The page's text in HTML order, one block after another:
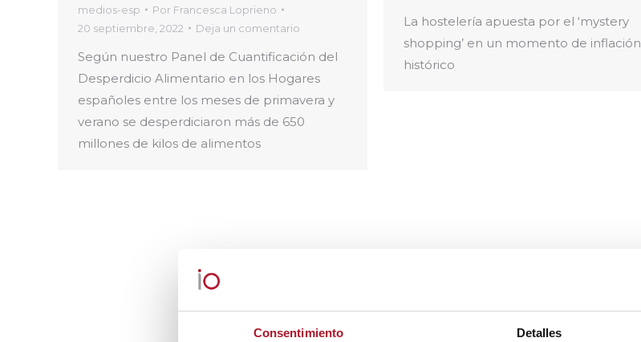
Consentimiento Detalles
La hostelería apuesta por el ‘mystery
shopping’ en un momento de inflación
histórico
medios-esp Por Francesca Loprieno
20 septiembre, 2022
Deja un comentario
Según nuestro Panel de Cuantificación del
Desperdicio Alimentario en los Hogares
españoles entre los meses de primavera y
verano se desperdiciaron más de 650
millones de kilos de alimentos